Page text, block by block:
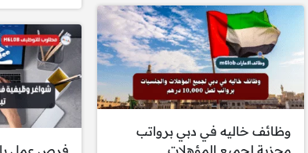
وظائف خاليه في دبي برواتب